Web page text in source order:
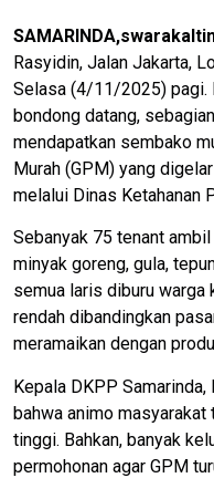
Rasyidin, Jalan Jakarta,
Selasa (4/11/2025) pagi.
bondong datang,
mendapatkan sembako
Murah (GPM) yang
melalui Dinas Ketahanan
Sebanyak 75 tenant
minyak goreng, gula,
semua laris diburu warga
rendah dibandingkan
meramaikan dengan
Kepala DKPP
bahwa animo masyarakat
tinggi. Bahkan, banyak
permohonan agar GPM